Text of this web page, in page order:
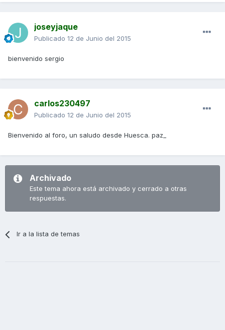
joseyjaque
Publicado 12 de Junio del 2015
bienvenido sergio
carlos230497
Publicado 12 de Junio del 2015
Bienvenido al foro, un saludo desde Huesca. paz_
Archivado
Este tema ahora está archivado y cerrado a otras
respuestas.
Ir a la lista de temas